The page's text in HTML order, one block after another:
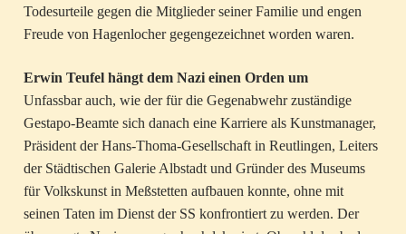
Todesurteile gegen die Mitglieder seiner Familie und engen
Freude von Hagenlocher gegengezeichnet worden waren.
Erwin Teufel hängt dem Nazi einen Orden um
Unfassbar auch, wie der für die Gegenabwehr zuständige
Gestapo-Beamte sich danach eine Karriere als Kunstmanager,
Präsident der Hans-Thoma-Gesellschaft in Reutlingen, Leiters
der Städtischen Galerie Albstadt und Gründer des Museums
für Volkskunst in Meßstetten aufbauen konnte, ohne mit
seinen Taten im Dienst der SS konfrontiert zu werden. Der